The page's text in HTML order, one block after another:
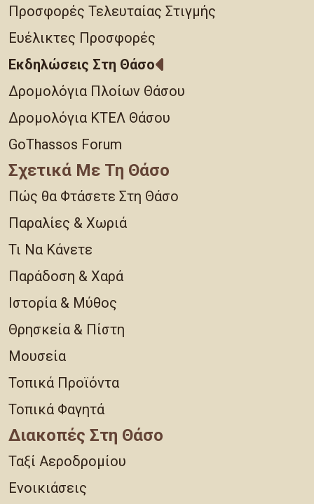
Προσφορές Τελευταίας Στιγμής
Ευέλικτες Προσφορές
Εκδηλώσεις Στη Θάσο
Δρομολόγια Πλοίων Θάσου
Δρομολόγια ΚΤΕΛ Θάσου
GoThassos Forum
Σχετικά Με Τη Θάσο
Πώς θα Φτάσετε Στη Θάσο
Παραλίες & Χωριά
Τι Να Κάνετε
Παράδοση & Χαρά
Ιστορία & Μύθος
Θρησκεία & Πίστη
Μουσεία
Τοπικά Προϊόντα
Τοπικά Φαγητά
Διακοπές Στη Θάσο
Ταξί Αεροδρομίου
Ενοικιάσεις